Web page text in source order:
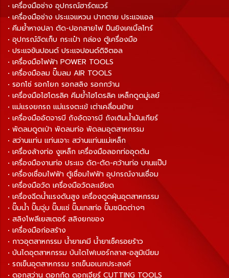
• เครื่องมือช่าง อุปกรณ์ฮาร์ดแวร์
• เครื่องมือช่าง ประแจแหวน ปากตาย ประแจแอล
• คีมย้ำหางปลา ตัด-ปอกสายไฟ ปืนยิงเคเบิ้ลไทร์
• อุปกรณ์จัดเก็บ กระเป๋า กล่อง ตู้เครื่องมือ
• ประแจขันปอนด์ ประแจปอนด์ดิจิตอล
• เครื่องมือไฟฟ้า POWER TOOLS
• เครื่องมือลม ปั๊มลม AIR TOOLS
• รอกโซ่ รอกโยก รอกสลิง รอกกว้าน
• เครื่องมือไฮโดรลิค คีมย้ำไฮโดรลิค เหล็กดูดมู่เลย์
• แม่แรงยกรถ แม่แรงตะเข้ เต่าเคลื่อนย้าย
• เครื่องมืออัดจารบี ถังอัดจารบี ถังเติมน้ำมันเกียร์
• พัดลมดูดเป่า พัดลมท่อ พัดลมอุตสาหกรรม
• สว่านแท่น แท่นเจาะ สว่านแท่นแม่เหล็ก
• เครื่องล้างท่อ งูเหล็ก เครื่องมือลอกท่ออุดตัน
• เครื่องมืองานท่อ ประแจ ดัด-ตัด-คว้านท่อ บานแป๊ป
• เครื่องเชื่อมไฟฟ้า ตู้เชื่อมไฟฟ้า อุปกรณ์งานเชื่อม
• เครื่องมือวัด เครื่องมือวัดละเอียด
• เครื่องฉีดน้ำแรงดันสูง เครื่องดูดฝุ่นอุตสาหกรรม
• ปั๊มน้ำ ปั๊มจุ่ม ปั๊มแช่ ปั๊มเทสท่อ ปั๊มชนิดต่างๆ
• สลิงโพลีเยสเตอร์ สลิงยกของ
• เครื่องมือก่อสร้าง
• กาวอุตสาหกรรม น้ำยาเคมี น้ำยาเช็ครอยร้าว
• บันไดอุตสาหกรรม บันไดไฟเบอร์กลาส-อลูมิเนียม
• รถเข็นอุตสาหกรรม รถเข็นอเนกประสงค์
• ดอกสว่าน ดอกกัด ดอกเจียร์ CUTTING TOOLS